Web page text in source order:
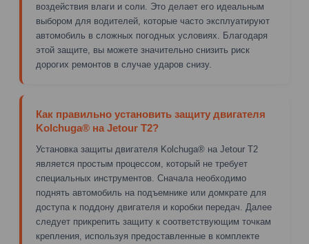
воздействия влаги и соли. Это делает его идеальным
выбором для водителей, которые часто эксплуатируют
автомобиль в сложных погодных условиях. Благодаря
этой защите, вы можете значительно снизить риск
дорогих ремонтов в случае ударов снизу.
Как правильно установить защиту двигателя
Kolchuga® на Jetour T2?
Установка защиты двигателя Kolchuga® на Jetour T2
является простым процессом, который не требует
специальных инструментов. Сначала необходимо
поднять автомобиль на подъемнике или домкрате для
доступа к поддону двигателя и коробки передач. Далее
следует прикрепить защиту к соответствующим точкам
крепления, используя предоставленные в комплекте